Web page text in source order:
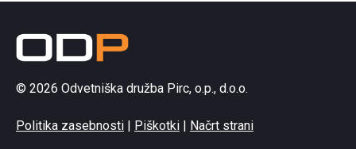
© 2026 Odvetniška družba Pirc, o.p., d.o.o.
Politika zasebnosti | Piškotki | Načrt strani